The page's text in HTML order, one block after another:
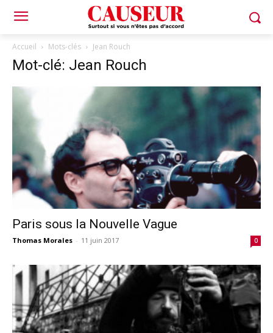
Accueil Mots-clés Jean Rouch
Mot-clé: Jean Rouch
Paris sous la Nouvelle Vague
Thomas Morales - 11 juin 2017 0